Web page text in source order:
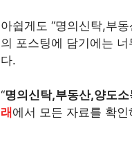
아쉽게도 “명의신탁,부
의 포스팅에 담기에는
다.
“명의신탁,부동산,양도
래 에서 모든 자료를 확